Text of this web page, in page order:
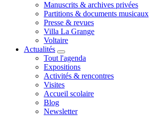
Manuscrits & archives privées
Partitions & documents musicaux
Presse & revues
Villa La Grange
Voltaire
Actualités
Tout l'agenda
Expositions
Activités & rencontres
Visites
Accueil scolaire
Blog
Newsletter